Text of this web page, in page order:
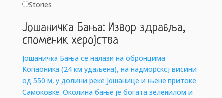
Stories
Јошаничка Бања: Извор здравља,
споменик херојства
Јошаничка Бања се налази на обронцима
Копаоника (24 км удаљена), на надморској висини
од 550 м, у долини реке Јошанице и њене притоке
Самоковке. Околина бање је богата зеленилом и